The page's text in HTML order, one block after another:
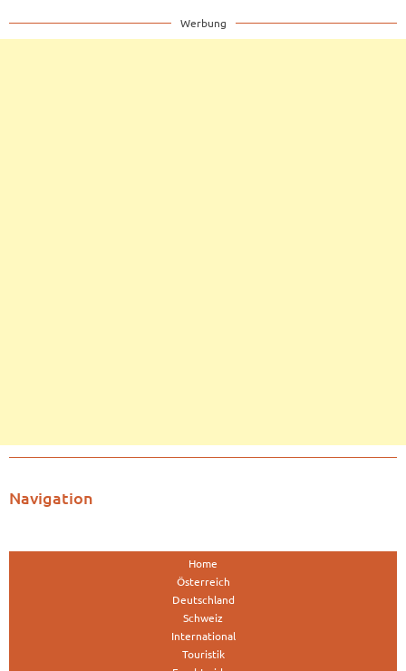
Werbung
Navigation
Home
Österreich
Deutschland
Schweiz
International
Touristik